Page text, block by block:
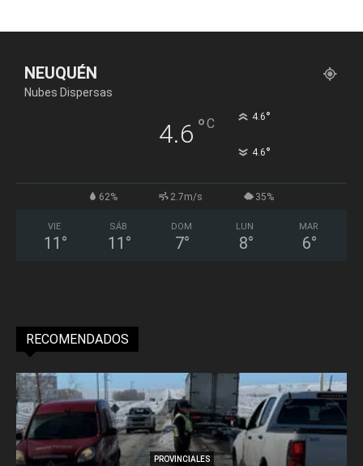
NEUQUÉN
Nubes Dispersas
4.6 °C 4.6°
4.6°
62% 2.7m/s 35%
VIE
11 °
SÁB
11 °
DOM
7°
LUN
8°
MAR
6°
RECOMENDADOS
PROVINCIALES